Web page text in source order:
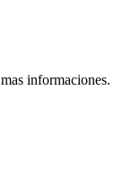
informaciones.